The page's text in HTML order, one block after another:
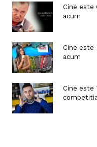
Cine este
acum
Cine este
acum
Cine este